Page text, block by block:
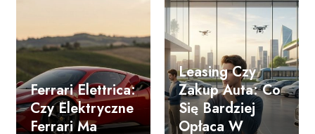
Ferrari Elettrica:
Czy Elektryczne
Ferrari Ma
Leasing Czy
Zakup Auta: Co
Się Bardziej
Opłaca W